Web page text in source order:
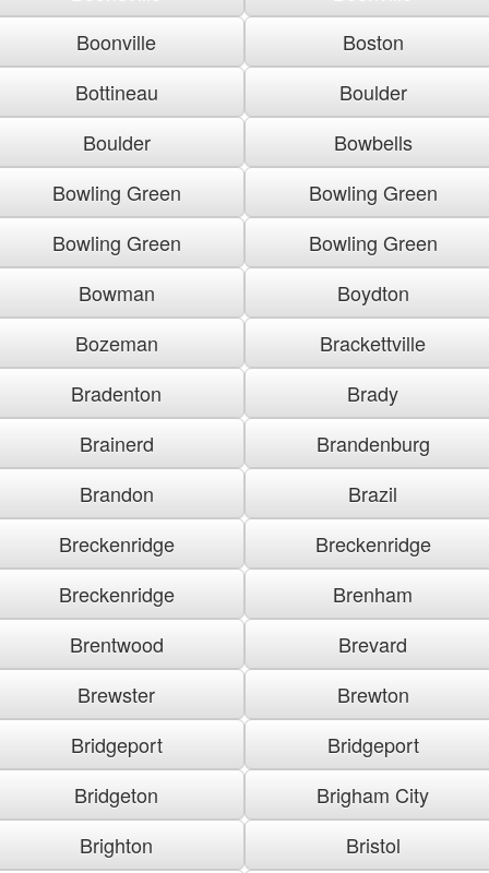
Boonville
Boston
Bottineau
Boulder
Boulder
Bowbells
Bowling Green
Bowling Green
Bowling Green
Bowling Green
Bowman
Boydton
Bozeman
Brackettville
Bradenton
Brady
Brainerd
Brandenburg
Brandon
Brazil
Breckenridge
Breckenridge
Breckenridge
Brenham
Brentwood
Brevard
Brewster
Brewton
Bridgeport
Bridgeport
Bridgeton
Brigham City
Brighton
Bristol